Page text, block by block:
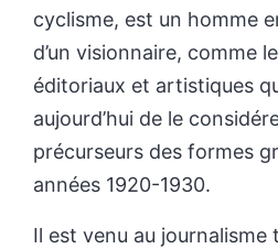
cyclisme, est un homme
d’un visionnaire, comme
éditoriaux et artistiques
aujourd’hui de le
précurseurs des formes
années 1920-1930.
Il est venu au journalisme